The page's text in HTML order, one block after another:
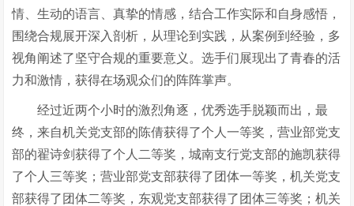
情、生动的语言、真挚的情感，结合工作实际和自身感悟，
围绕合规展开深入剖析，从理论到实践，从案例到经验，多
视角阐述了坚守合规的重要意义。选手们展现出了青春的活
力和激情，获得在场观众们的阵阵掌声。
经过近两个小时的激烈角逐，优秀选手脱颖而出，最
终，来自机关党支部的陈倩获得了个人一等奖，营业部党支
部的翟诗剑获得了个人二等奖，城南支行党支部的施凯获得
了个人三等奖；营业部党支部获得了团体一等奖，机关党支
部获得了团体二等奖，东观党支部获得了团体三等奖；机关